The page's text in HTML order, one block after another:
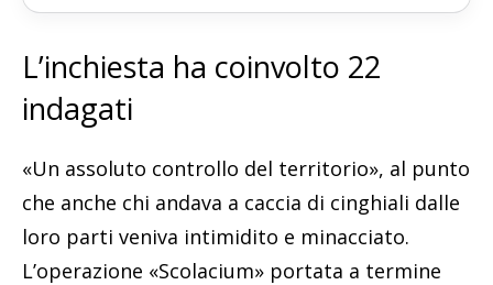
L’inchiesta ha coinvolto 22
indagati
«Un assoluto controllo del territorio», al punto
che anche chi andava a caccia di cinghiali dalle
loro parti veniva intimidito e minacciato.
L’operazione «Scolacium» portata a termine